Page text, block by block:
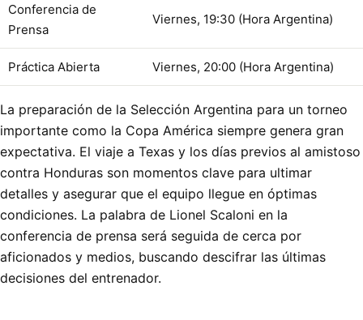
Conferencia de
Prensa
Viernes, 19:30 (Hora Argentina)
Práctica Abierta Viernes, 20:00 (Hora Argentina)
La preparación de la Selección Argentina para un torneo
importante como la Copa América siempre genera gran
expectativa. El viaje a Texas y los días previos al amistoso
contra Honduras son momentos clave para ultimar
detalles y asegurar que el equipo llegue en óptimas
condiciones. La palabra de Lionel Scaloni en la
conferencia de prensa será seguida de cerca por
aficionados y medios, buscando descifrar las últimas
decisiones del entrenador.